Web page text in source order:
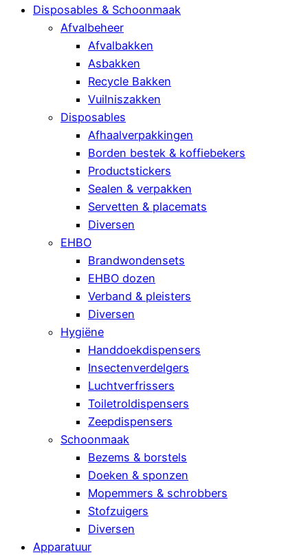
Disposables & Schoonmaak
Afvalbeheer
Afvalbakken
Asbakken
Recycle Bakken
Vuilniszakken
Disposables
Afhaalverpakkingen
Borden bestek & koffiebekers
Productstickers
Sealen & verpakken
Servetten & placemats
Diversen
EHBO
Brandwondensets
EHBO dozen
Verband & pleisters
Diversen
Hygiëne
Handdoekdispensers
Insectenverdelgers
Luchtverfrissers
Toiletroldispensers
Zeepdispensers
Schoonmaak
Bezems & borstels
Doeken & sponzen
Mopemmers & schrobbers
Stofzuigers
Diversen
Apparatuur